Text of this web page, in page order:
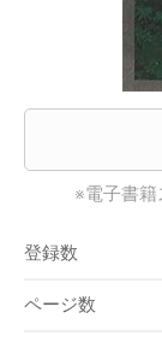
※電子書
登録数
ページ数